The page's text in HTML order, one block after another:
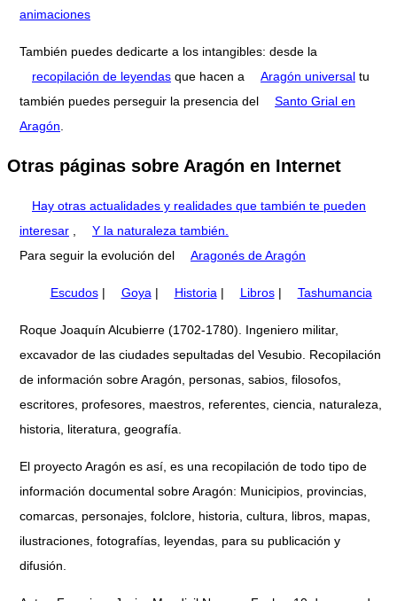
animaciones
También puedes dedicarte a los intangibles: desde la
recopilación de leyendas que hacen a Aragón universal tu
también puedes perseguir la presencia del
Santo Grial en
Aragón.
Otras páginas sobre Aragón en Internet
Hay otras actualidades y realidades que también te pueden
interesar
Y la naturaleza también.
Para seguir la evolución del
Aragonés de Aragón
Escudos| Goya | Historia | Libros| Tashumancia
Roque Joaquín Alcubierre (1702-1780). Ingeniero militar,
excavador de las ciudades sepultadas del Vesubio. Recopilación
de información sobre Aragón, personas, sabios, filosofos,
escritores, profesores, maestros, referentes, ciencia, naturaleza,
historia, literatura, geografía.
El proyecto Aragón es así, es una recopilación de todo tipo de
información documental sobre Aragón: Municipios, provincias,
comarcas, personajes, folclore, historia, cultura, libros, mapas,
ilustraciones, fotografías, leyendas, para su publicación y
difusión.